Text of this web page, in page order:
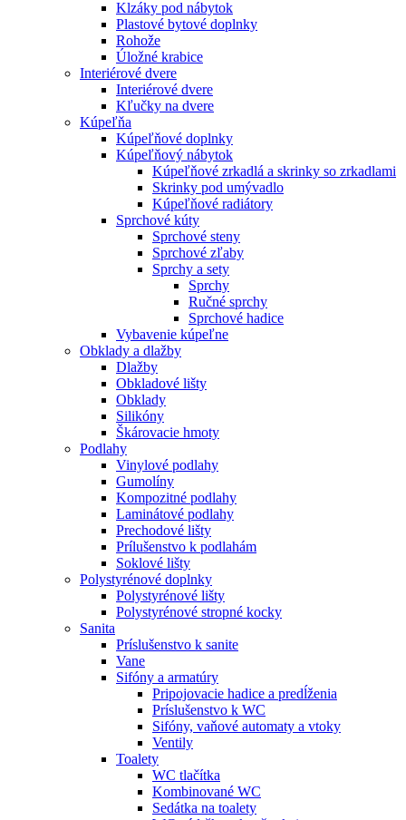
Klzáky pod nábytok
Plastové bytové doplnky
Rohože
Úložné krabice
Interiérové dvere
Interiérové dvere
Kľučky na dvere
Kúpeľňa
Kúpeľňové doplnky
Kúpeľňový nábytok
Kúpeľňové zrkadlá a skrinky so zrkadlami
Skrinky pod umývadlo
Kúpeľňové radiátory
Sprchové kúty
Sprchové steny
Sprchové zľaby
Sprchy a sety
Sprchy
Ručné sprchy
Sprchové hadice
Vybavenie kúpeľne
Obklady a dlažby
Dlažby
Obkladové lišty
Obklady
Silikóny
Škárovacie hmoty
Podlahy
Vinylové podlahy
Gumolíny
Kompozitné podlahy
Laminátové podlahy
Prechodové lišty
Prílušenstvo k podlahám
Soklové lišty
Polystyrénové doplnky
Polystyrénové lišty
Polystyrénové stropné kocky
Sanita
Príslušenstvo k sanite
Vane
Sifóny a armatúry
Pripojovacie hadice a predĺženia
Príslušenstvo k WC
Sifóny, vaňové automaty a vtoky
Ventily
Toalety
WC tlačítka
Kombinované WC
Sedátka na toalety